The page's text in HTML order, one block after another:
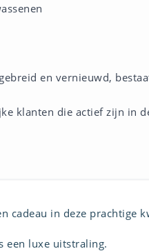
en vernieuwd,
klanten die actief zijn in
cadeau in deze prachtige
een luxe uitstraling.